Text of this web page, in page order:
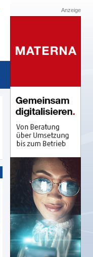
Anzeige